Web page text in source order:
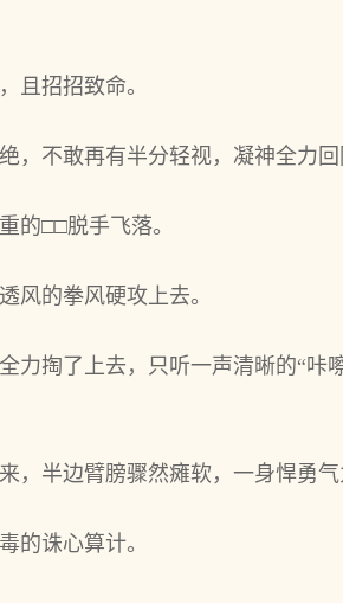
且招招致命。
，不敢再有半分轻视，凝神全力回
的□□脱手飞落。
风的拳风硬攻上去。
力掏了上去，只听一声清晰的“咔
，半边臂膀骤然瘫软，一身悍勇气
的诛心算计。